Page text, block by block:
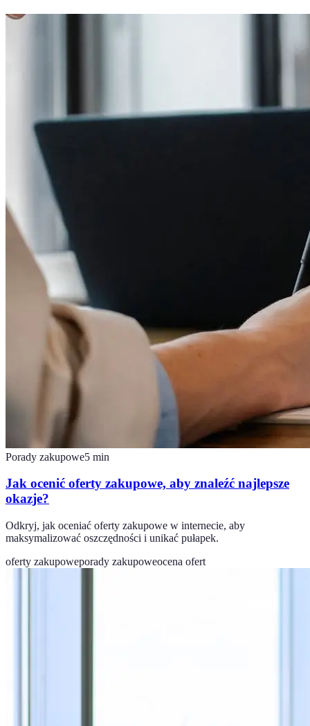
Porady zakupowe5 min
Jak ocenić oferty zakupowe, aby znaleźć najlepsze
okazje?
Odkryj, jak oceniać oferty zakupowe w internecie, aby
maksymalizować oszczędności i unikać pułapek.
oferty zakupoweporady zakupoweocena ofert